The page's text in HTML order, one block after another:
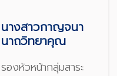
นางสาวกาญจนา
นาถวิทยาคุณ
รองหัวหน้ากลุ่มสาระ